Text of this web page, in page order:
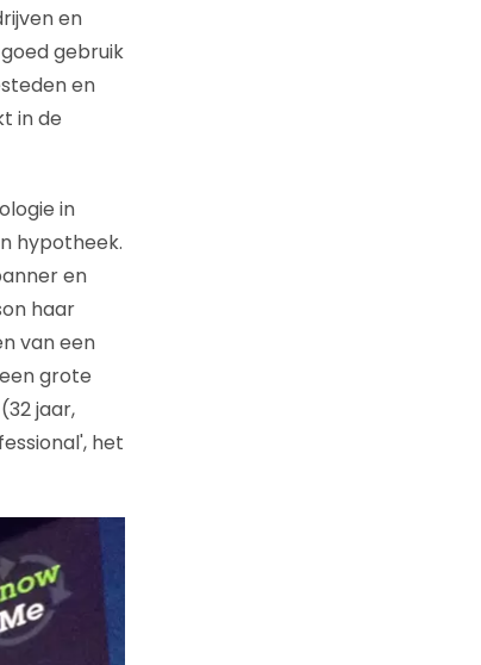
en
gebruik
en
in de
in
hypotheek.
en
haar
van een
grote
jaar,
het